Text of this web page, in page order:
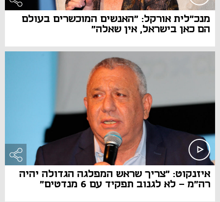
מנכ"לית אורקל: "האנשים המוכשרים בעולם
הם כאן בישראל, אין שאלה"
איזנקוט: "צריך שראש המפלגה הגדולה יהיה
רה"מ - לא לגנוב תפקיד עם 6 מנדטים"